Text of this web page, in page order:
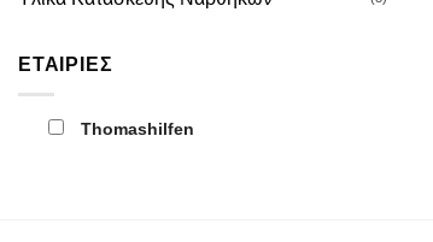
ΕΤΑΙΡΊΕΣ
Thomashilfen